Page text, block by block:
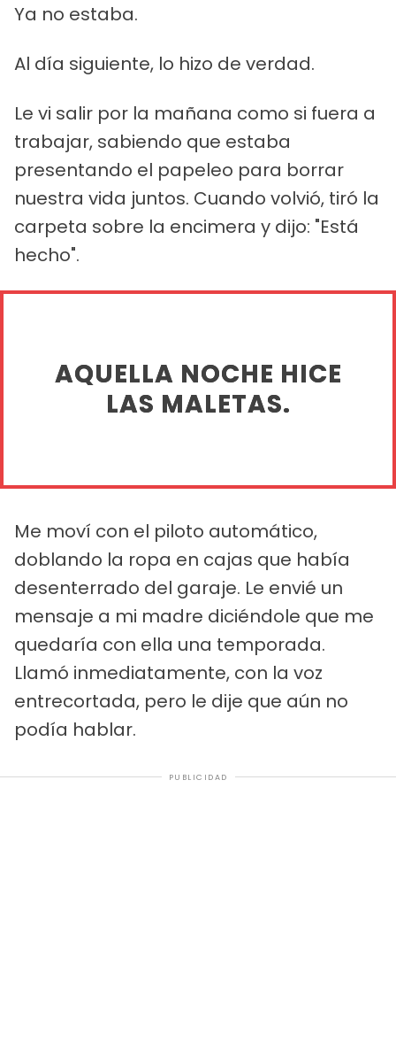
Ya no estaba.
Al día siguiente, lo hizo de verdad.
Le vi salir por la mañana como si fuera a
trabajar, sabiendo que estaba
presentando el papeleo para borrar
nuestra vida juntos. Cuando volvió, tiró la
carpeta sobre la encimera y dijo: "Está
hecho".
AQUELLA NOCHE HICE
LAS MALETAS.
Me moví con el piloto automático,
doblando la ropa en cajas que había
desenterrado del garaje. Le envié un
mensaje a mi madre diciéndole que me
quedaría con ella una temporada.
Llamó inmediatamente, con la voz
entrecortada, pero le dije que aún no
podía hablar.
PUBLICIDAD